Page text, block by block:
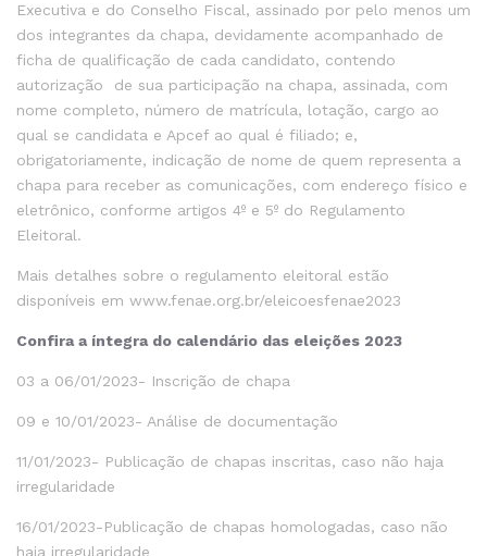
Executiva e do Conselho Fiscal, assinado por pelo menos um
dos integrantes da chapa, devidamente acompanhado de
ficha de qualificação de cada candidato, contendo
autorização de sua participação na chapa, assinada, com
nome completo, número de matrícula, lotação, cargo ao
qual se candidata e Apcef ao qual é filiado; e,
obrigatoriamente, indicação de nome de quem representa a
chapa para receber as comunicações, com endereço físico e
eletrônico, conforme artigos 4º e 5º do Regulamento
Eleitoral.
Mais detalhes sobre o regulamento eleitoral estão
disponíveis em www.fenae.org.br/eleicoesfenae2023
Confira a íntegra do calendário das eleições 2023
03 a 06/01/2023- Inscrição de chapa
09 e 10/01/2023- Análise de documentação
11/01/2023- Publicação de chapas inscritas, caso não haja
irregularidade
16/01/2023-Publicação de chapas homologadas, caso não
haja irregularidade